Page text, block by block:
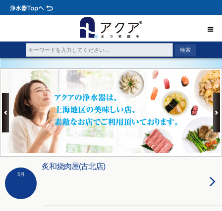
5月
炙和烧肉屋(古北店)